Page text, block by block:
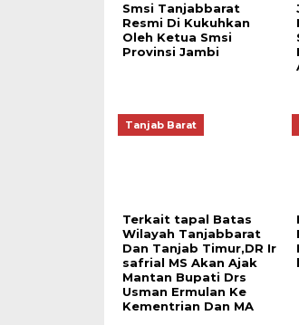
Smsi Tanjabbarat
Resmi Di Kukuhkan
Oleh Ketua Smsi
Provinsi Jambi
Tanjab Barat
Terkait tapal Batas
Wilayah Tanjabbarat
Dan Tanjab Timur,DR Ir
safrial MS Akan Ajak
Mantan Bupati Drs
Usman Ermulan Ke
Kementrian Dan MA